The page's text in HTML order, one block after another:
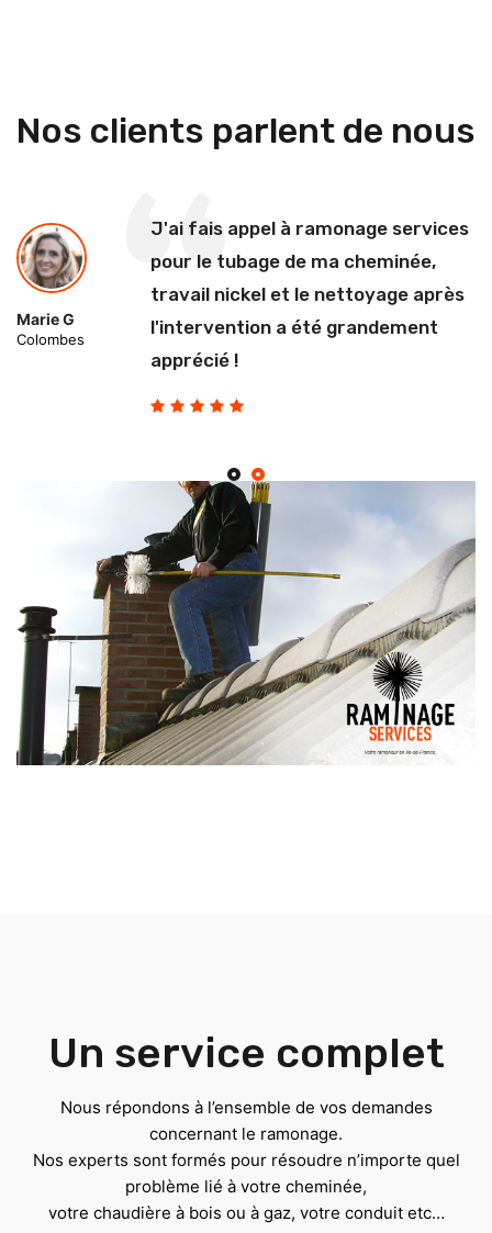
Nos clients parlent de nous
Marie G
Colombes
J'ai fais appel à ramonage services
pour le tubage de ma cheminée,
travail nickel et le nettoyage après
l'intervention a été grandement
apprécié !
Un service complet
Nous répondons à l’ensemble de vos demandes
concernant le ramonage.
Nos experts sont formés pour résoudre n’importe quel
problème lié à votre cheminée,
votre chaudière à bois ou à gaz, votre conduit etc…